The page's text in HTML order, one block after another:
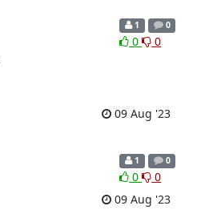
1 0
0 0
09 Aug '23
1 0
0
0
09 Aug '23